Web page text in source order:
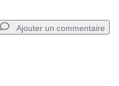
Ajouter un commentaire